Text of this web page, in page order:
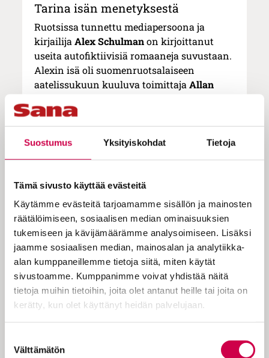
Suostumus Yksityiskohdat Tietoja
Tämä sivusto käyttää evästeitä
Käytämme evästeitä tarjoamamme sisällön ja mainosten
räätälöimiseen, sosiaalisen median ominaisuuksien
tukemiseen ja kävijämäärämme analysoimiseen. Lisäksi
jaamme sosiaalisen median, mainosalan ja analytiikka-
alan kumppaneillemme tietoja siitä, miten käytät
sivustoamme. Kumppanimme voivat yhdistää näitä
tietoja muihin tietoihin, joita olet antanut heille tai joita on
kerätty, kun olet käyttänyt heidän palvelujaan.
valinta
Välttämätön
Tarina isän menetyksestä
Ruotsissa tunnettu mediapersoona ja
kirjailijaAlex Schulmanon kirjoittanut
useita autofiktiivisiä romaaneja suvustaan.
Alexin isä oli suomenruotsalaiseen
aatelissukuun kuuluva toimittajaAllan
televisiojuontaja ja poliitikko
Schulman. Viimeisin suomennettu teos
Kiirehdi rakkain jatkaa tätä sarjaa.
viimeisistä vuosista, joita leimasi vähitellen
rappeutuminen. Poika purkaa mieltään
terapiassa ja käy läpi suhdettaan isäänsä,
joka oli jo vanha isäksi tullessaan.
Kirja sopii itsehoito-oppaaksi niille
ruuhkavuosia eläville, jotka kipuilevat
vanhenevien vanhempien hoitamisen ja
suvun menneiden taakkojen kanssa.